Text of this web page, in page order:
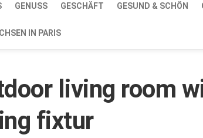
GENUSS GESCHÄFT GESUND & SCHÖN
IN PARIS
living room
fixtur